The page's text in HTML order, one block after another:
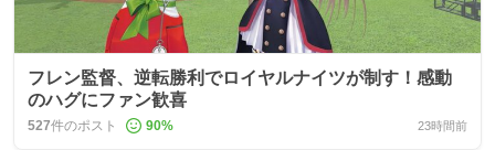
フレン監督、逆転勝利でロイヤルナイツが制す！感動
のハグにファン歓喜
527件のポスト 90% 23時間前